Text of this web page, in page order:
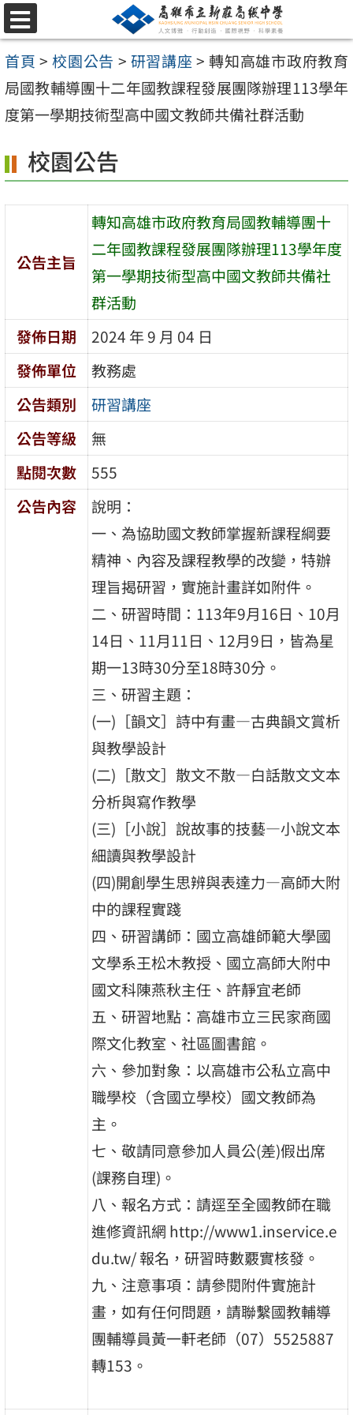
跳
至
主
要
內
區
選
單
首頁 > 校園公告 > 研習講座 > 轉知高雄市政府教育
局國教輔導團十二年國教課程發展團隊辦理113學年
度第一學期技術型高中國文教師共備社群活動
校園公告
公告主旨
轉知高雄市政府教育局國教輔導團十
二年國教課程發展團隊辦理113學年度
第一學期技術型高中國文教師共備社
群活動
發佈日期
2024 年 9 月 04 日
發佈單位
教務處
公告類別
研習講座
公告等級
無
點閱次數
555
公告內容
說明：
一、為協助國文教師掌握新課程綱要
精神、內容及課程教學的改變，特辦
理旨揭研習，實施計畫詳如附件。
二、研習時間：113年9月16日、10月
14日、11月11日、12月9日，皆為星
期一13時30分至18時30分。
三、研習主題：
(一)［韻文］詩中有畫—古典韻文賞析
與教學設計
(二)［散文］散文不散—白話散文文本
分析與寫作教學
(三)［小說］說故事的技藝—小說文本
細讀與教學設計
(四)開創學生思辨與表達力—高師大附
中的課程實踐
四、研習講師：國立高雄師範大學國
文學系王松木教授、國立高師大附中
國文科陳燕秋主任、許靜宜老師
五、研習地點：高雄市立三民家商國
際文化教室、社區圖書館。
六、參加對象：以高雄市公私立高中
職學校（含國立學校）國文教師為
主。
七、敬請同意參加人員公(差)假出席
(課務自理)。
八、報名方式：請逕至全國教師在職
進修資訊網 http://www1.inservice.e
du.tw/ 報名，研習時數覈實核發。
九、注意事項：請參閱附件實施計
畫，如有任何問題，請聯繫國教輔導
團輔導員黃一軒老師（07）5525887
轉153。